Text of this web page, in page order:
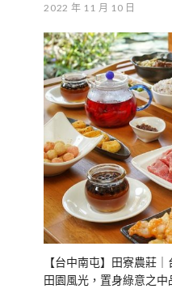
2022 年 11 月 10 日
【台中南屯】田寮農莊
田園風光，置身綠意之中